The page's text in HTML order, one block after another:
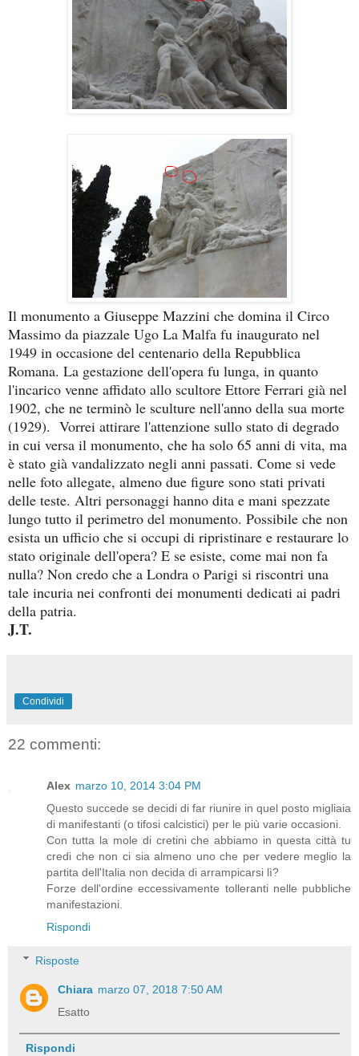
Il monumento a Giuseppe Mazzini che domina il Circo
Massimo da piazzale Ugo La Malfa fu inaugurato nel
1949 in occasione del centenario della Repubblica
Romana. La gestazione dell'opera fu lunga, in quanto
l'incarico venne affidato allo scultore Ettore Ferrari già nel
1902, che ne terminò le sculture nell'anno della sua morte
(1929). Vorrei attirare l'attenzione sullo stato di degrado
in cui versa il monumento, che ha solo 65 anni di vita, ma
è stato già vandalizzato negli anni passati. Come si vede
nelle foto allegate, almeno due figure sono stati privati
delle teste. Altri personaggi hanno dita e mani spezzate
lungo tutto il perimetro del monumento. Possibile che non
esista un ufficio che si occupi di ripristinare e restaurare lo
stato originale dell'opera? E se esiste, come mai non fa
nulla? Non credo che a Londra o Parigi si riscontri una
tale incuria nei confronti dei monumenti dedicati ai padri
della patria.
J.T.
Condividi
22 commenti:
Alex marzo 10, 2014 3:04 PM
Questo succede se decidi di far riunire in quel posto migliaia
di manifestanti (o tifosi calcistici) per le più varie occasioni.
Con tutta la mole di cretini che abbiamo in questa città tu
credi che non ci sia almeno uno che per vedere meglio la
partita dell'Italia non decida di arrampicarsi lì?
Forze dell'ordine eccessivamente tolleranti nelle pubbliche
manifestazioni.
Rispondi
Risposte
Chiara marzo 07, 2018 7:50 AM
Esatto
Rispondi